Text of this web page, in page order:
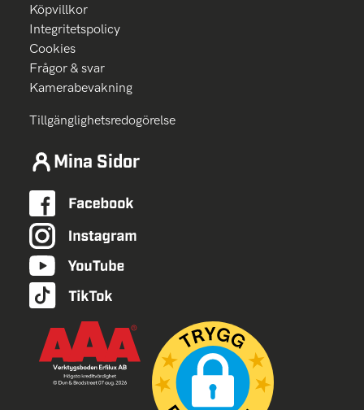
Köpvillkor
Integritetspolicy
Cookies
Frågor & svar
Kamerabevakning
Tillgänglighetsredogörelse
Mina Sidor